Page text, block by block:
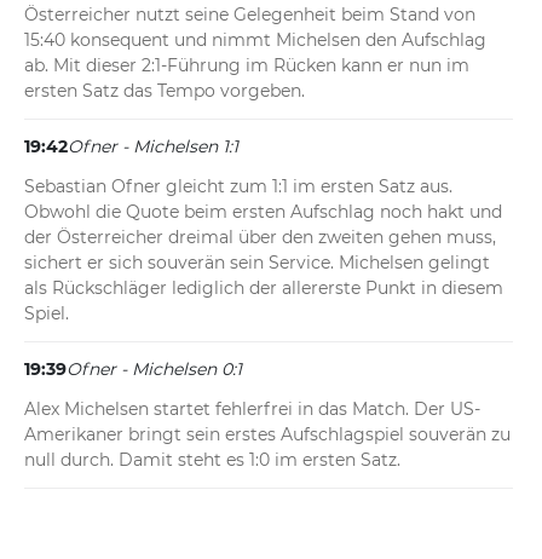
Österreicher nutzt seine Gelegenheit beim Stand von
15:40 konsequent und nimmt Michelsen den Aufschlag
ab. Mit dieser 2:1-Führung im Rücken kann er nun im
ersten Satz das Tempo vorgeben.
19:42Ofner - Michelsen 1:1
Sebastian Ofner gleicht zum 1:1 im ersten Satz aus.
Obwohl die Quote beim ersten Aufschlag noch hakt und
der Österreicher dreimal über den zweiten gehen muss,
sichert er sich souverän sein Service. Michelsen gelingt
als Rückschläger lediglich der allererste Punkt in diesem
Spiel.
19:39Ofner - Michelsen 0:1
Alex Michelsen startet fehlerfrei in das Match. Der US-
Amerikaner bringt sein erstes Aufschlagspiel souverän zu
null durch. Damit steht es 1:0 im ersten Satz.